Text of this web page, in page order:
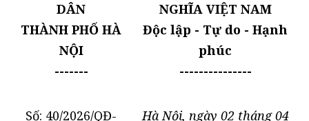
DÂN
THÀNH PHỐ HÀ
NỘI
-------
NGHĨA VIỆT NAM
Độc lập - Tự do - Hạnh
phúc
---------------
Số: 40/2026/QĐ-
Hà Nội, ngày 02 tháng 04